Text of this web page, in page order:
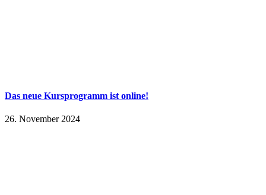
Das neue Kursprogramm ist online!
26. November 2024